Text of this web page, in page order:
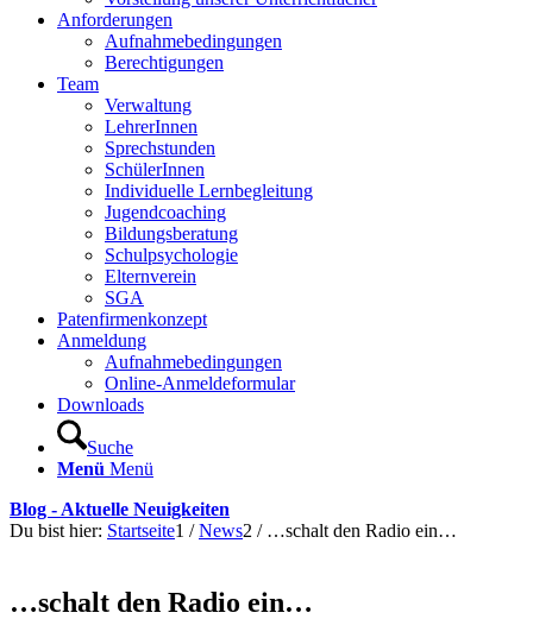
Anforderungen
Aufnahmebedingungen
Berechtigungen
Team
Verwaltung
LehrerInnen
Sprechstunden
SchülerInnen
Individuelle Lernbegleitung
Jugendcoaching
Bildungsberatung
Schulpsychologie
Elternverein
SGA
Patenfirmenkonzept
Anmeldung
Aufnahmebedingungen
Online-Anmeldeformular
Downloads
Suche
Menü Menü
Blog - Aktuelle Neuigkeiten
Du bist hier: Startseite1 / News2 / …schalt den Radio ein…
…schalt den Radio ein…